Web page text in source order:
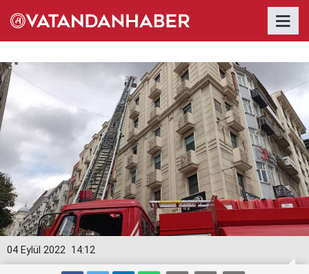
14:12
04 Eylül 2022